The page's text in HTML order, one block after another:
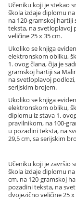
Učeniku koji je stekao
škola izdaje diplomu
na 120-gramskoj hartiji
teksta, na svetloplavoj
veličine 25 x 35 cm.
Ukoliko se knjiga
elektronskom obliku,
1. ovog člana, čija je
gramskoj hartiji sa
na svetloplavoj
serijskim brojem.
Ukoliko se knjiga
elektronskom obliku,
diplomu iz stava 1.
pravilnikom, na 100-
u pozadini teksta, na
29,5 cm, sa serijskim
Učeniku koji je završio
škola izdaje diplomu
cm, na 120-gramskoj
pozadini teksta, na
dvojezično veličine 25 x